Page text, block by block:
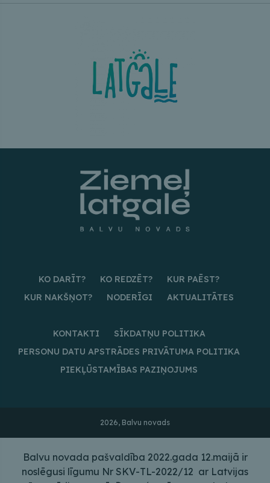
KO DARĪT? KO REDZĒT?
KUR PAĒST?
KUR NAKŠŅOT?
NODERĪGI AKTUALITĀTES
KONTAKTI
SĪKDATŅU POLITIKA
PERSONU DATU APSTRĀDES PRIVĀTUMA POLITIKA
PIEKĻŪSTAMĪBAS PAZIŅOJUMS
2026, Balvu novads
Balvu novada pašvaldība 2022.gada 12.maijā ir
noslēgusi līgumu Nr SKV-TL-2022/12 ar Latvijas